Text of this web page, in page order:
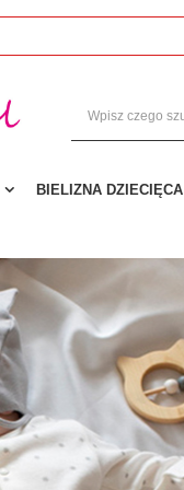
BIELIZNA DZIECIĘCA